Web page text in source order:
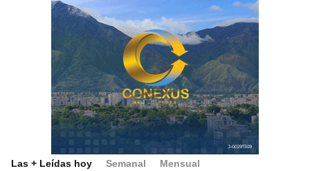
Las + Leídas hoy Semanal Mensual